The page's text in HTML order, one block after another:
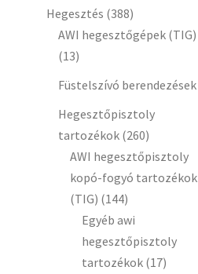
Hegesztés (388)
AWI hegesztőgépek (TIG)
(13)
Füstelszívó berendezések
Hegesztőpisztoly
tartozékok (260)
AWI hegesztőpisztoly
kopó-fogyó tartozékok
(TIG) (144)
Egyéb awi
hegesztőpisztoly
tartozékok (17)